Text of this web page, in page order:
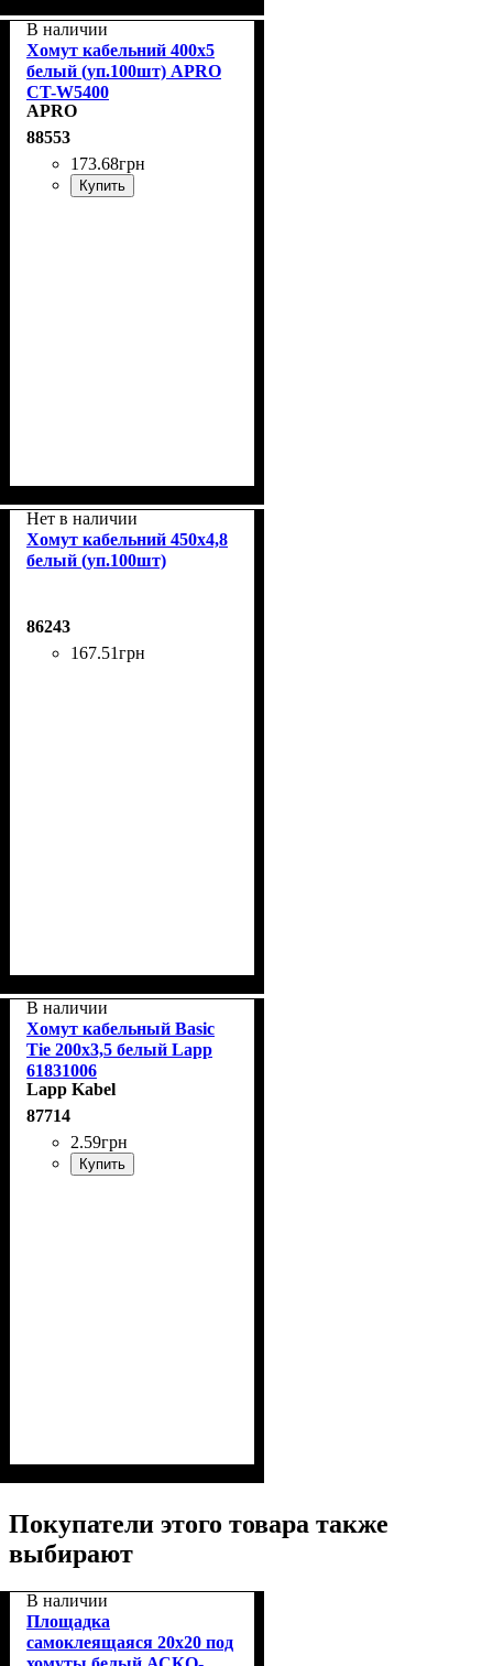
В наличии
Хомут кабельний 400x5
белый (уп.100шт) APRO
CT-W5400
APRO
88553
173.68грн
Купить
Нет в наличии
Хомут кабельний 450x4,8
белый (уп.100шт)
86243
167.51грн
В наличии
Хомут кабельный Basic
Tie 200x3,5 белый Lapp
61831006
Lapp Kabel
87714
2.59грн
Купить
Покупатели этого товара также
выбирают
В наличии
Площадка
самоклеящаяся 20х20 под